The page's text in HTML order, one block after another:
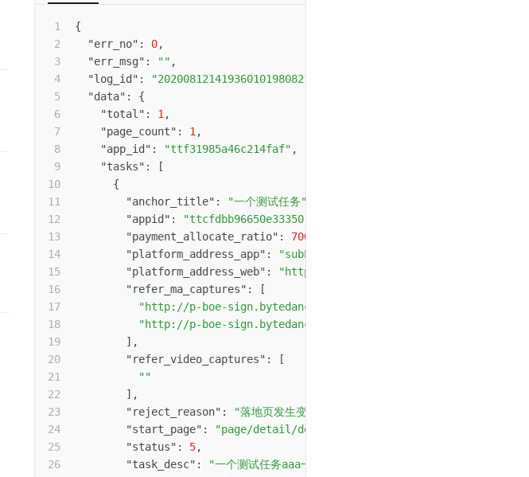
{
"err_no" : 0,
"err_msg" : "" ,
"log_id" : "202008121419360101980821035705926A"
"data" :
{
"total" : 1 ,
"page_count" : 1 ,
"app_id" : "ttf31985a46c214faf" ,
"tasks" :
[
{
"anchor_title" : "一个测试任务"
"appid" : "ttcfdbb96650e33350"
"payment_allocate_ratio" : 7000
"platform_address_app" :
"subPackage/pages/taskDetail/
"platform_address_web" :
"http://boe.m.zjbyte.net/share/douyin/
"refer_ma_captures" :
[
"http://p-boe-sign.bytedance.net/tos-boe-i-giyy2m8f28/
"http://p-boe-sign.bytedance.net/tos-boe-i-giyy2m8f28/
] ,
"refer_video_captures" :
[
""
] ,
"reject_reason" : "落地页发生变更"
"start_page" : "page/detail/detail?id=1"
"status" : 5,
"task_desc" :
"一个测试任务aaa一个测试任务aaa一个测试任务aaa一个测试